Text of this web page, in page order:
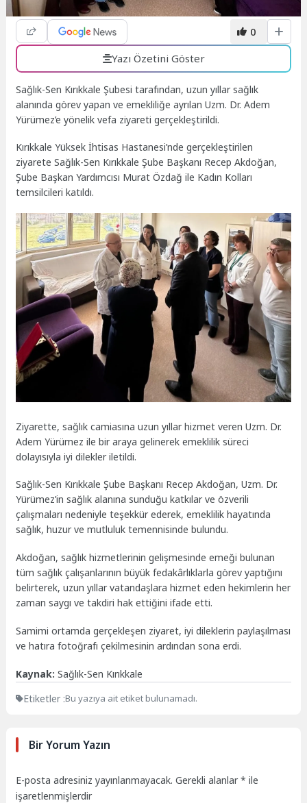
0
Yazı Özetini Göster
Sağlık-Sen Kırıkkale Şubesi tarafından, uzun yıllar sağlık
alanında görev yapan ve emekliliğe ayrılan Uzm. Dr. Adem
Yürümez’e yönelik vefa ziyareti gerçekleştirildi.
Kırıkkale Yüksek İhtisas Hastanesi’nde gerçekleştirilen
ziyarete Sağlık-Sen Kırıkkale Şube Başkanı Recep Akdoğan,
Şube Başkan Yardımcısı Murat Özdağ ile Kadın Kolları
temsilcileri katıldı.
Ziyarette, sağlık camiasına uzun yıllar hizmet veren Uzm. Dr.
Adem Yürümez ile bir araya gelinerek emeklilik süreci
dolayısıyla iyi dilekler iletildi.
Sağlık-Sen Kırıkkale Şube Başkanı Recep Akdoğan, Uzm. Dr.
Yürümez’in sağlık alanına sunduğu katkılar ve özverili
çalışmaları nedeniyle teşekkür ederek, emeklilik hayatında
sağlık, huzur ve mutluluk temennisinde bulundu.
Akdoğan, sağlık hizmetlerinin gelişmesinde emeği bulunan
tüm sağlık çalışanlarının büyük fedakârlıklarla görev yaptığını
belirterek, uzun yıllar vatandaşlara hizmet eden hekimlerin her
zaman saygı ve takdiri hak ettiğini ifade etti.
Samimi ortamda gerçekleşen ziyaret, iyi dileklerin paylaşılması
ve hatıra fotoğrafı çekilmesinin ardından sona erdi.
Kaynak:Sağlık-Sen Kırıkkale
Etiketler :Bu yazıya ait etiket bulunamadı.
Bir Yorum Yazın
E-posta adresiniz yayınlanmayacak. Gerekli alanlar* ile
işaretlenmişlerdir